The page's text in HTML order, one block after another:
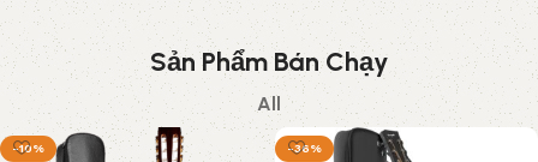
Sản Phẩm Bán Chạy
All
-10% -36%